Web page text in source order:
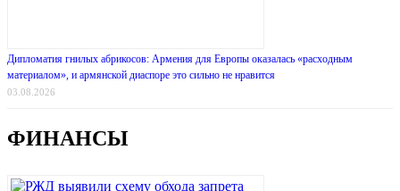
Дипломатия гнилых абрикосов: Армения для Европы оказалась «расходным
материалом», и армянской диаспоре это сильно не нравится
03.08.2026
ФИНАНСЫ